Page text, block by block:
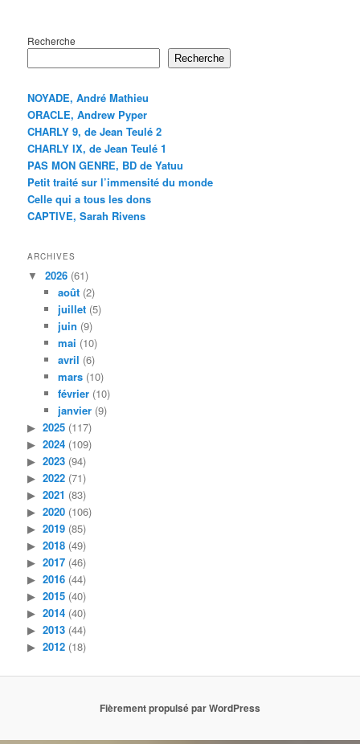
Recherche
Recherche
NOYADE, André Mathieu
ORACLE, Andrew Pyper
CHARLY 9, de Jean Teulé 2
CHARLY IX, de Jean Teulé 1
PAS MON GENRE, BD de Yatuu
Petit traité sur l’immensité du monde
Celle qui a tous les dons
CAPTIVE, Sarah Rivens
ARCHIVES
2026 (61)
août(2)
juillet(5)
juin (9)
mai (10)
avril (6)
mars(10)
février(10)
janvier(9)
2025 (117)
2024 (109)
2023 (94)
2022 (71)
2021 (83)
2020 (106)
2019 (85)
2018 (49)
2017 (46)
2016 (44)
2015 (40)
2014 (40)
2013 (44)
2012 (18)
Fièrement propulsé par WordPress